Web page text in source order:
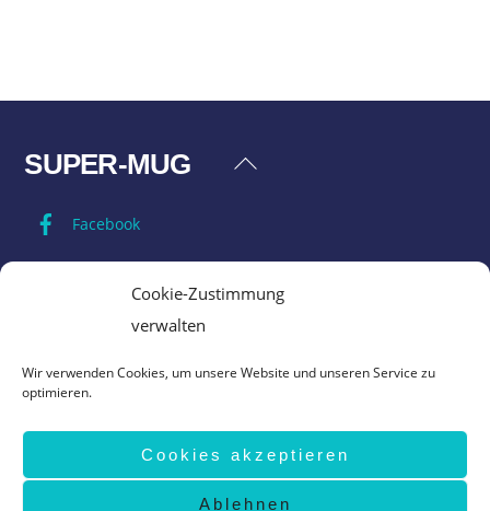
Cookie-Zustimmung
verwalten
Wir verwenden Cookies, um unsere Website und unseren Service zu
optimieren.
Cookies akzeptieren
Ablehnen
Back
SUPER-MUG
Facebook
Vertrag widerrufen